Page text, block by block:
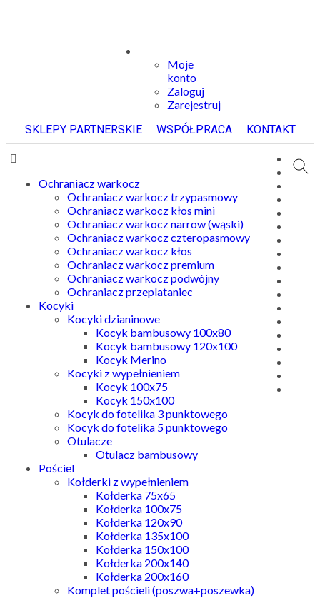
Moje
konto
Zaloguj
Zarejestruj
SKLEPY PARTNERSKIE
WSPÓŁPRACA KONTAKT
Ochraniacz warkocz
Ochraniacz warkocz trzypasmowy
Ochraniacz warkocz kłos mini
Ochraniacz warkocz narrow (wąski)
Ochraniacz warkocz czteropasmowy
Ochraniacz warkocz kłos
Ochraniacz warkocz premium
Ochraniacz warkocz podwójny
Ochraniacz przeplataniec
Kocyki
Kocyki dzianinowe
Kocyk bambusowy 100x80
Kocyk bambusowy 120x100
Kocyk Merino
Kocyki z wypełnieniem
Kocyk 100x75
Kocyk 150x100
Kocyk do fotelika 3 punktowego
Kocyk do fotelika 5 punktowego
Otulacze
Otulacz bambusowy
Pościel
Kołderki z wypełnieniem
Kołderka 75x65
Kołderka 100x75
Kołderka 120x90
Kołderka 135x100
Kołderka 150x100
Kołderka 200x140
Kołderka 200x160
Komplet pościeli (poszwa+poszewka)